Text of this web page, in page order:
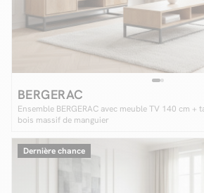
BERGERAC
Ensemble BERGERAC avec meuble TV 140 cm +
bois massif de manguier
Dernière chance